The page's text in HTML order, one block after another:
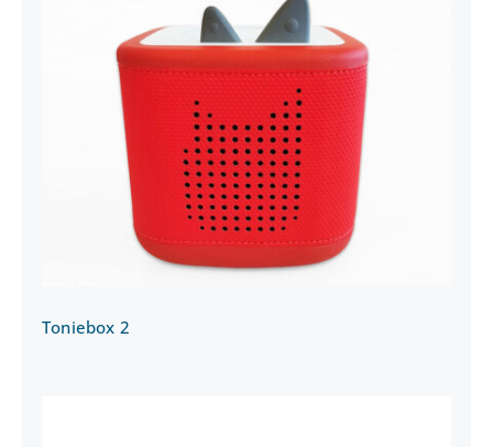
Toniebox 2
Toniebox 2